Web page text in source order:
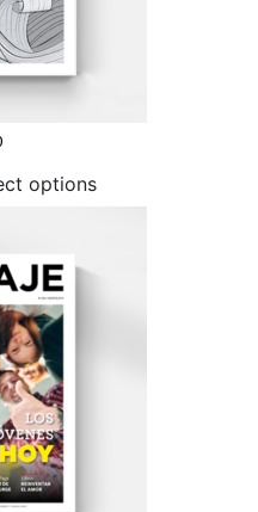
options